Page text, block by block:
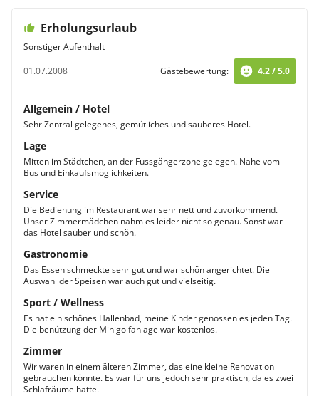
Erholungsurlaub
Sonstiger Aufenthalt
01.07.2008
Gästebewertung: 4.2 / 5.0
Allgemein / Hotel
Sehr Zentral gelegenes, gemütliches und sauberes Hotel.
Lage
Mitten im Städtchen, an der Fussgängerzone gelegen. Nahe vom
Bus und Einkaufsmöglichkeiten.
Service
Die Bedienung im Restaurant war sehr nett und zuvorkommend.
Unser Zimmermädchen nahm es leider nicht so genau. Sonst war
das Hotel sauber und schön.
Gastronomie
Das Essen schmeckte sehr gut und war schön angerichtet. Die
Auswahl der Speisen war auch gut und vielseitig.
Sport / Wellness
Es hat ein schönes Hallenbad, meine Kinder genossen es jeden Tag.
Die benützung der Minigolfanlage war kostenlos.
Zimmer
Wir waren in einem älteren Zimmer, das eine kleine Renovation
gebrauchen könnte. Es war für uns jedoch sehr praktisch, da es zwei
Schlafräume hatte.